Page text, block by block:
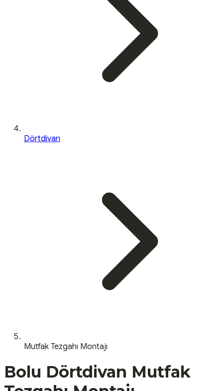
Dörtdivan
Mutfak Tezgahı Montajı
Bolu Dörtdivan Mutfak